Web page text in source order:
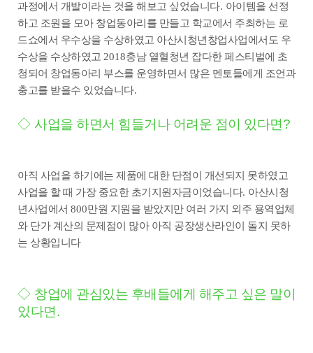
과정에서 개발이라는 것을 해보고 싶었습니다. 아이템을 선정
하고 조원을 모아 창업동아리를 만들고 학교에서 주최하는 로
드쇼에서 우수상을 수상하였고 아산시청년창업사업에서도 우
수상을 수상하였고 2018충남 열혈청년 잡다한 페스티벌에 초
청되어 창업동아리 부스를 운영하면서 많은 멘토들에게 조언과
충고를 받을수 있었습니다.
◇ 사업을 하면서 힘들거나 어려운 점이 있다면 ?
아직 사업을 하기에는 제품에 대한 단점이 개선되지 못하였고
사업을 할 때 가장 중요한 초기지원자금이었습니다. 아산시청
년사업에서 800만원 지원을 받았지만 여러 가지 외주 용역업체
와 단가 계산의 문제점이 많아 아직 공장생산라인이 돌지 못하
는 상황입니다
◇ 창업에 관심있는 후배들에게 해주고 싶은 말이
있다면 .